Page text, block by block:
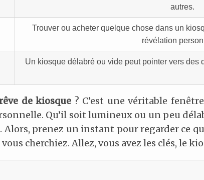
autres.
Trouver ou acheter quelque chose dans un
révélation
Un kiosque délabré ou vide peut pointer vers des
de kiosque ? C’est une véritable
Qu’il soit lumineux ou un peu
Alors, prenez un instant pour regarder ce
cherchiez. Allez, vous avez les clés, le